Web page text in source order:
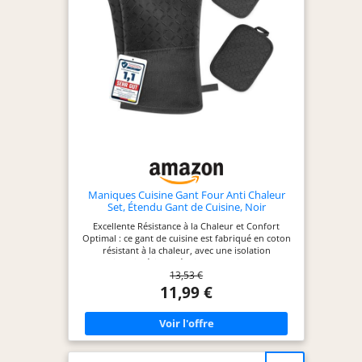
Thermomètre infrarouge avec une conception
ergonomique et légère pour une prise en main
confortable. Comprend une fonction de maintien
des données, une extinction automatique pour
économiser la batterie, ainsi que des modes °C/°F
interchangeables. POLYVALENT ET SÛR:
Thermomètre infrarouge le mesure la
température des surfaces sans contact direct, vous
protégeant des objets chauds ou dangereux.
Parfait pour un usage domestique, les cuisines
Maniques Cuisine Gant Four Anti Chaleur
Set, Étendu Gant de Cuisine, Noir
Excellente Résistance à la Chaleur et Confort
Optimal : ce gant de cuisine est fabriqué en coton
résistant à la chaleur, avec une isolation
thermique intérieure épaisse remplie de coton,
offrant une protection thermique jusqu'à 300 °C. Il
vous permet de travailler facilement au four et sur
la cuisinière. Idéal pour cuisiner, pâtisser et griller.
La doublure en coton doux assure respirabilité et
confort Lavable en Machine et Facile à Ranger : les
gants de cuisine souples sont lavables en machine,
libérant ainsi vos mains (mode doux
13,53 €
11,99 €